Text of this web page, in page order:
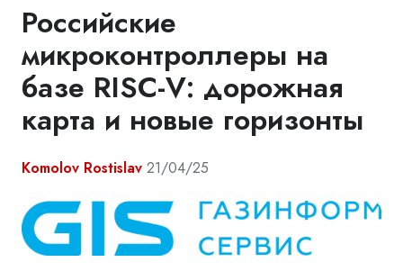
Российские
микроконтроллеры на
базе RISC-V: дорожная
карта и новые горизонты
Komolov Rostislav 21/04/25